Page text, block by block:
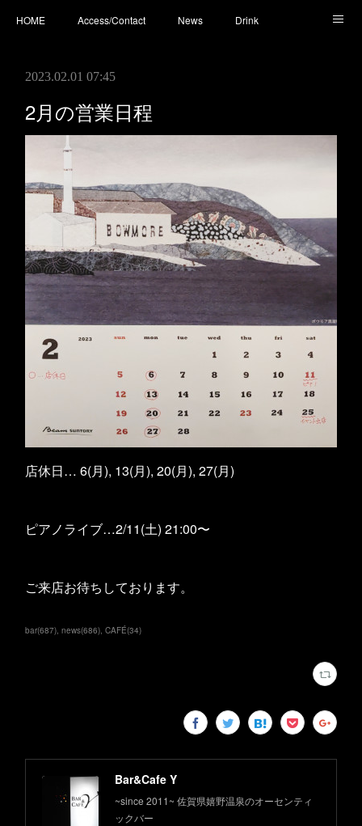
HOME Access/Contact News Drink
2023.02.01 07:45
2月の営業日程
店休日… 6(月), 13(月), 20(月), 27(月)
ピアノライブ…2/11(土) 21:00〜
ご来店お待ちしております。
bar(687) news(686) CAFÉ(34)
Bar&Cafe Y
~since 2011~ 佐賀県嬉野温泉のオーセンティ
ックバー